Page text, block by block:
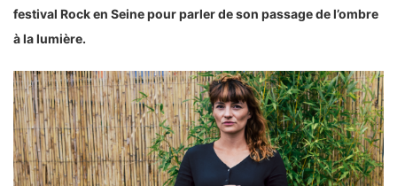
festival Rock en Seine pour parler de son passage de l’ombre
à la lumière.